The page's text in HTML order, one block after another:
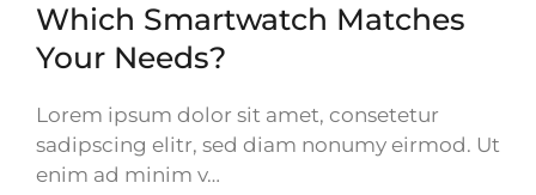
Which Smartwatch Matches
Your Needs?
Lorem ipsum dolor sit amet, consetetur
sadipscing elitr, sed diam nonumy eirmod. Ut
enim ad minim v…